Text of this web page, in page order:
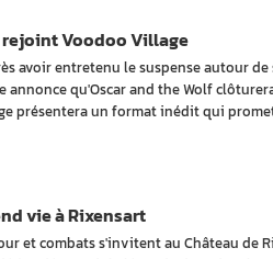
avoir entretenu le suspense autour
annonce qu'Oscar and the Wolf
présentera un format inédit qui
rejoint Voodoo Village
et combats s'invitent au Château de
vie à Rixensart